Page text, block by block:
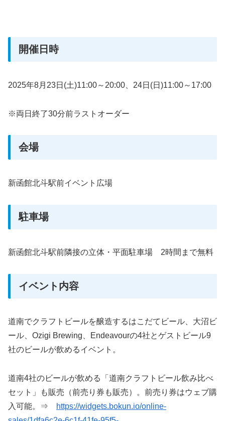
開催日時
2025年8月23日(土)11:00～20:00、24日(日)11:00～17:00
※両日終了30分前ラストオーダー
会場
新函館北斗駅前イベント広場
駐車場
新函館北斗駅前隣接の立体・平面駐車場 2時間まで無料
イベント内容
道南でクラフトビールを醸造するはこだてビール、大沼ビ
ール、Ozigi Brewing、Endeavourの4社とゲストビール9
社のビールが飲めるイベント。
道南4社のビールが飲める「道南クラフトビール飲み比べ
セット」も販売（前売り券も販売）。前売り券はウェブ購
入可能。⇒
https://widgets.bokun.io/online-